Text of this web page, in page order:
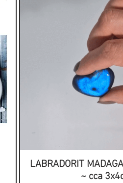
Rýchle
LABRADORIT
~ cca